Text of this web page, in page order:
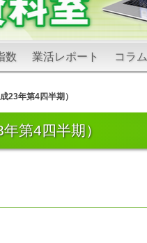
数 業活レポート コラム
23年第4四半期）
第4四半期）